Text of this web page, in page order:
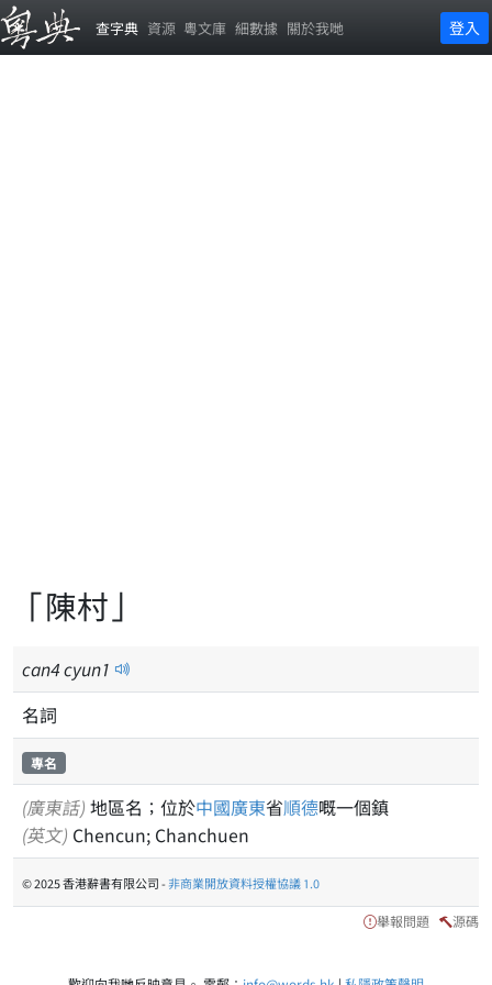
查字典 資源 粵文庫 細數據 關於我哋 登入
「陳村」
can4cyun1
名詞
專名
(廣東話) 地區名；位於中國廣東省順德嘅一個鎮
(英文) Chencun; Chanchuen
© 2025 香港辭書有限公司 -非商業開放資料授權協議 1.0
舉報問題 源碼